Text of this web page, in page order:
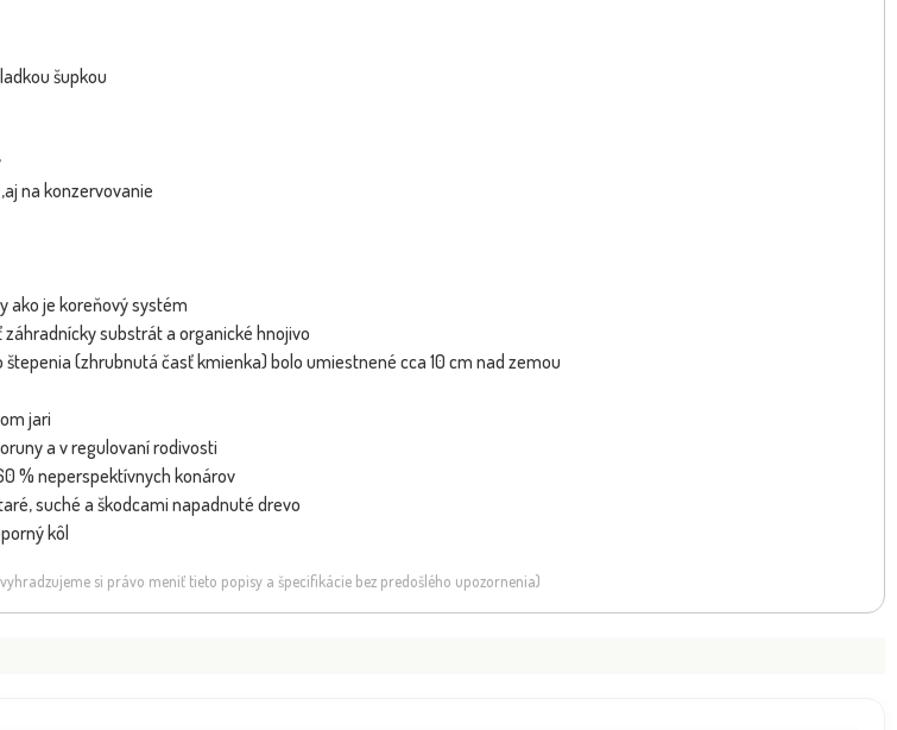
'Super Queen' - stredne
skorá
šupkou
na konzervovanie
ako je koreňový systém
substrát a organické hnojivo
(zhrubnutá časť kmienka) bolo umiestnené cca 10 cm nad zemou
jari
a v regulovaní rodivosti
% neperspektívnych konárov
suché a škodcami napadnuté drevo
kôl
si právo meniť tieto popisy a špecifikácie bez predošlého upozornenia)